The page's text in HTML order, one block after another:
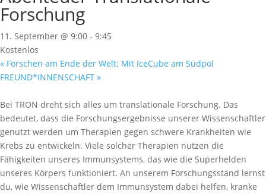
Forschung
11. September @ 9:00 - 9:45
Kostenlos
« Forschen am Ende der Welt: Mit IceCube am Südpol
FREUND*INNENSCHAFT »
Bei TRON dreht sich alles um translationale Forschung. Das
bedeutet, dass die Forschungsergebnisse unserer Wissenschaftler
genutzt werden um Therapien gegen schwere Krankheiten wie
Krebs zu entwickeln. Viele solcher Therapien nutzen die
Fähigkeiten unseres Immunsystems, das wie die Superhelden
unseres Körpers funktioniert. An unserem Forschungsstand lernst
du, wie Wissenschaftler dem Immunsystem dabei helfen, kranke